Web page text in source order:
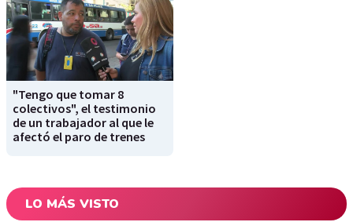
"Tengo que tomar 8
colectivos", el testimonio
de un trabajador al que le
afectó el paro de trenes
LO MÁS VISTO